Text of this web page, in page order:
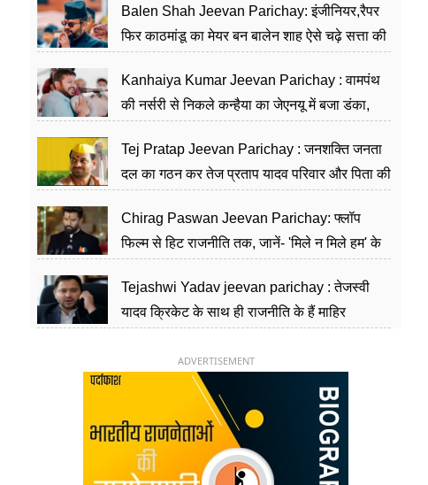
Balen Shah Jeevan Parichay: इंजीनियर,रैपर
फिर काठमांडू का मेयर बन बालेन शाह ऐसे चढ़े सत्ता की
Kanhaiya Kumar Jeevan Parichay : वामपंथ
की नर्सरी से निकले कन्हैया का जेएनयू में बजा डंका,
Tej Pratap Jeevan Parichay : जनशक्ति जनता
दल का गठन कर तेज प्रताप यादव परिवार और पिता की
Chirag Paswan Jeevan Parichay: फ्लॉप
फिल्म से हिट राजनीति तक, जानें- 'मिले न मिले हम' के
Tejashwi Yadav jeevan parichay : तेजस्वी
यादव क्रिकेट के साथ ही राजनीति के हैं माहिर
ADVERTISEMENT